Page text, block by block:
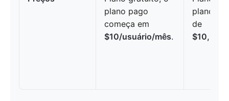
plano pago
começa em
$10/usuário/mês.
plano
de
$10,99/